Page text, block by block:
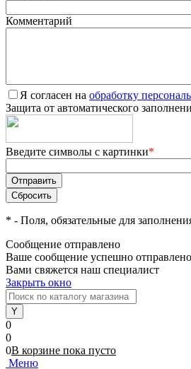
Комментарий
Я согласен на обработку
Защита от автоматического
Введите символы с картинки*
* - Поля, обязательные для
Сообщение отправлено
Ваше сообщение успешно
Вами свяжется наш специалист
Закрыть окно
0
0
0В корзине пока пусто
Меню